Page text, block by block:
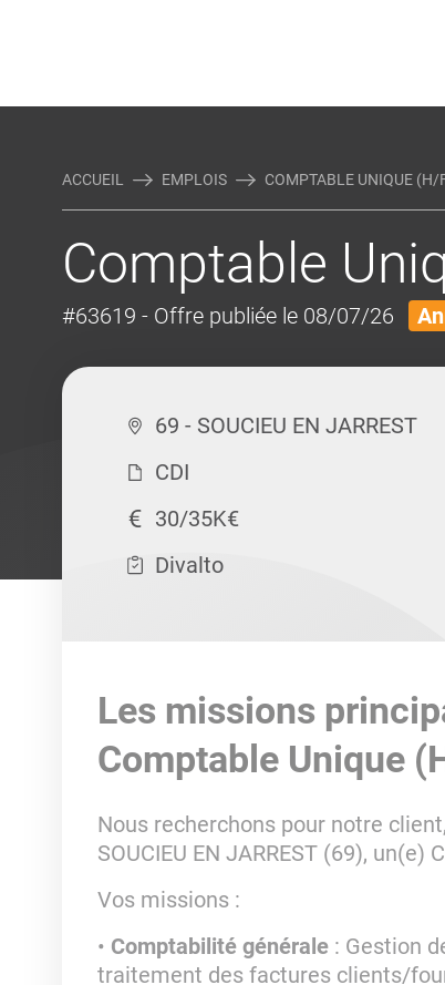
ACCUEIL EMPLOIS COMPTABLE UNIQUE (H/
Comptable
#63619 - Offre publiée le 08/07/26
69 - SOUCIEU EN JARREST
CDI
30/35K€
Divalto
Les missions
Comptable Unique
Nous recherchons pour notre
SOUCIEU EN JARREST (69),
Vos missions :
Comptabilité générale: Gestion
traitement des factures clients/